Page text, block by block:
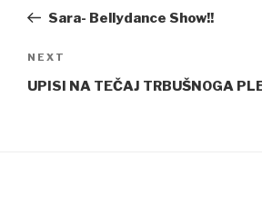
PostSara- Bellydance Show!!
Next
Post
NEXT
UPISI NA TEČAJ TRBUŠNOGA